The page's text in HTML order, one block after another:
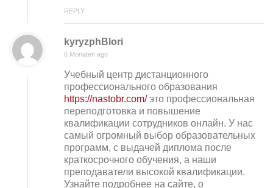
REPLY
kyryzphBlori
6 Monaten ago
Учебный центр дистанционного
профессионального образования
https://nastobr.com/это профессиональная
переподготовка и повышение
квалификации сотрудников онлайн. У нас
самый огромный выбор образовательных
программ, с выдачей диплома после
краткосрочного обучения, а наши
преподаватели высокой квалификации.
Узнайте подробнее на сайте, о